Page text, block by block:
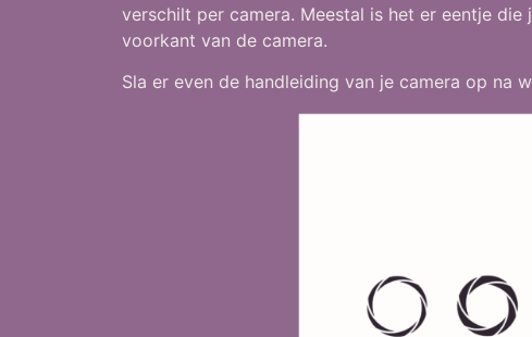
verschilt per camera. Meestal is het er eentje
voorkant van de camera.
Sla er even de handleiding van je camera op na